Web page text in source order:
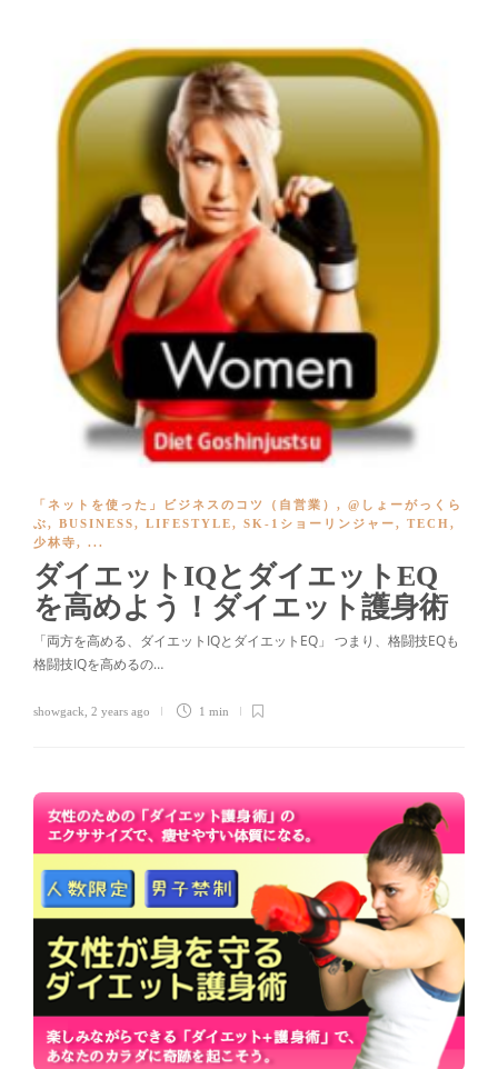
「ネットを使った」ビジネスのコツ（自営業） , @しょーがっくら
ぶ, BUSINESS, LIFESTYLE, SK-1ショーリンジャー, TECH,
少林寺, ...
ダイエットIQとダイエットEQ
を高めよう！ダイエット護身術
「両方を高める、ダイエットIQとダイエットEQ」 つまり、格闘技EQも
格闘技IQを高めるの…
showgack 2 years ago 1 min